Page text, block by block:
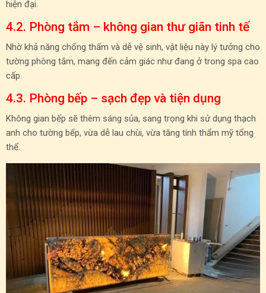
hiện đại.
4.2. Phòng tắm – không gian thư giãn tinh tế
Nhờ khả năng chống thấm và dễ vệ sinh, vật liệu này lý tưởng cho
tường phòng tắm, mang đến cảm giác như đang ở trong spa cao
cấp.
4.3. Phòng bếp – sạch đẹp và tiện dụng
Không gian bếp sẽ thêm sáng sủa, sang trọng khi sử dụng thạch
anh cho tường bếp, vừa dễ lau chùi, vừa tăng tính thẩm mỹ tổng
thể.